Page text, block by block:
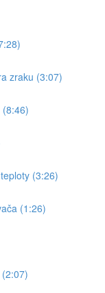
zraku (3:07)
(3:26)
(1:26)